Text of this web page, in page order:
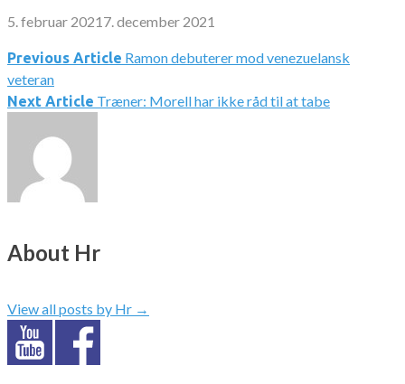
5. februar 2021 7. december 2021
Indlægsnavigation
Previous Article Ramon debuterer mod venezuelansk
veteran
Next Article Træner: Morell har ikke råd til at tabe
About Hr
View all posts by Hr →